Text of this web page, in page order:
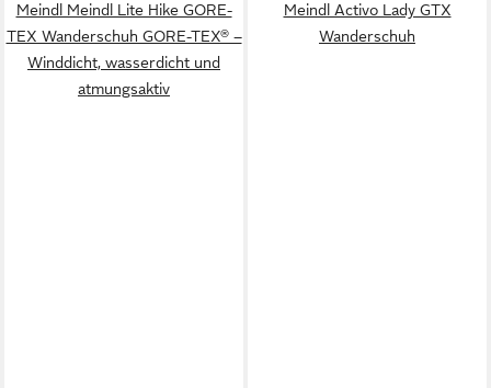
Meindl Meindl Lite Hike GORE-
TEX Wanderschuh GORE-TEX® –
Winddicht, wasserdicht und
atmungsaktiv
Meindl Activo Lady GTX
Wanderschuh